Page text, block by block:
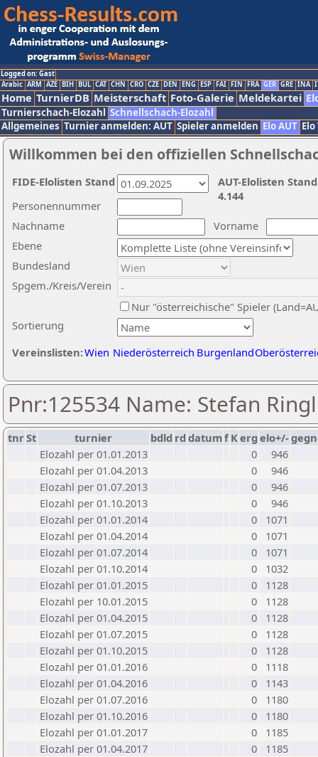
Logged on: Gast
Arabic ARM AZE BIH BUL CAT CHN CRO CZE DEN ENG ESP FAI FIN FRA GER GRE INA
Home TurnierDB Meisterschaft Foto-Galerie Meldekartei
Turnierschach-Elozahl Schnellschach-Elozahl
Allgemeines Turnier anmelden: AUT Spieler anmelden Elo AUT
Willkommen bei den offiziellen
Nachname
Vorname
Ebene
Sortierung
Personennummer
Bundesland
Spgem./Kreis/Verein
Nur "österreichische" Spieler
Vereinslisten:Wien Niederösterreich Burgenland
AUT-Elolisten
4.144
FIDE-Elolisten Stand
Pnr:125534 Name: Stefan Ringl
tnrSt turnier bdld rd datumf Kerg elo+/-
Elozahl per 01.01.2013
0
946
Elozahl per 01.04.2013
0
946
Elozahl per 01.07.2013
0
946
Elozahl per 01.10.2013
0
946
Elozahl per 01.01.2014
0
1071
Elozahl per 01.04.2014
0
1071
Elozahl per 01.07.2014
0
1071
Elozahl per 01.10.2014
0
1032
Elozahl per 01.01.2015
0
1128
Elozahl per 10.01.2015
0
1128
Elozahl per 01.04.2015
0
1128
Elozahl per 01.07.2015
0
1128
Elozahl per 01.10.2015
0
1128
Elozahl per 01.01.2016
0
1118
Elozahl per 01.04.2016
0
1143
Elozahl per 01.07.2016
0
1180
Elozahl per 01.10.2016
0
1180
Elozahl per 01.01.2017
0
1185
Elozahl per 01.04.2017
0
1185